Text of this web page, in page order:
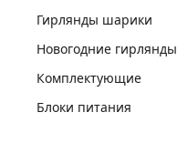
Гирлянды шарики
Новогодние гирлянды
Комплектующие
Блоки питания